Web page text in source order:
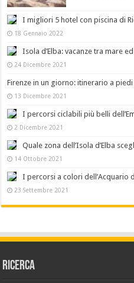
I migliori 5 hotel con piscina di
18 Gennaio 2022
Isola d’Elba: vacanze tra mare
24 Dicembre 2021
Firenze in un giorno: itinerario a
13 Dicembre 2021
I percorsi ciclabili più belli
2 Dicembre 2021
Quale zona dell’Isola d’Elba
14 Ottobre 2021
I percorsi a colori dell’Acquario
23 Settembre 2021
Ricerca